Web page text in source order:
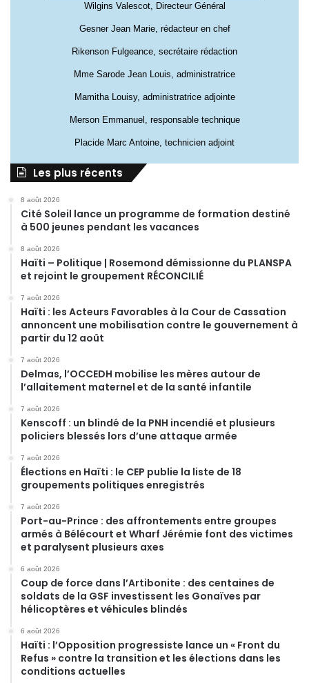
Wilgins Valescot, Directeur Général
Gesner Jean Marie, rédacteur en chef
Rikenson Fulgeance, secrétaire rédaction
Mme Sarode Jean Louis, administratrice
Mamitha Louisy, administratrice adjointe
Merson Emmanuel, responsable technique
Placide Marc Antoine, technicien adjoint
Les plus récents
8 août 2026
Cité Soleil lance un programme de formation destiné
à 500 jeunes pendant les vacances
8 août 2026
Haïti – Politique | Rosemond démissionne du PLANSPA
et rejoint le groupement RÉCONCILIÉ
7 août 2026
Haïti : les Acteurs Favorables à la Cour de Cassation
annoncent une mobilisation contre le gouvernement à
partir du 12 août
7 août 2026
Delmas, l’OCCEDH mobilise les mères autour de
l’allaitement maternel et de la santé infantile
7 août 2026
Kenscoff : un blindé de la PNH incendié et plusieurs
policiers blessés lors d’une attaque armée
7 août 2026
Élections en Haïti : le CEP publie la liste de 18
groupements politiques enregistrés
7 août 2026
Port-au-Prince : des affrontements entre groupes
armés à Bélécourt et Wharf Jérémie font des victimes
et paralysent plusieurs axes
6 août 2026
Coup de force dans l’Artibonite : des centaines de
soldats de la GSF investissent les Gonaïves par
hélicoptères et véhicules blindés
6 août 2026
Haïti : l’Opposition progressiste lance un « Front du
Refus » contre la transition et les élections dans les
conditions actuelles